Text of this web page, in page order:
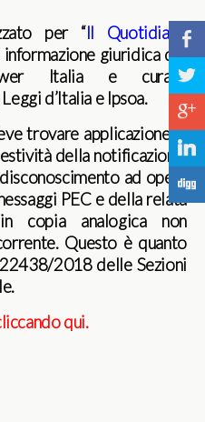
per “Il Quotidiano
giuridica del
Italia e curato
d’Italia e Ipsoa.
trovare applicazione ai
della notificazione,
ad opera
PEC e della relata
copia analogica non
Questo è quanto
2018 delle Sezioni
qui.
b
a
c
j
F